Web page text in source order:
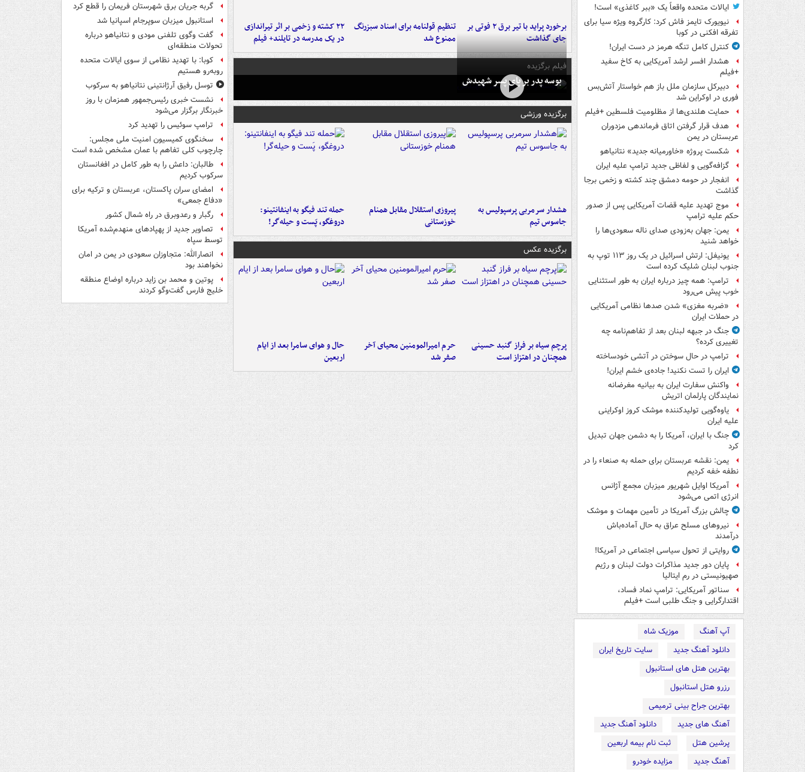
ایالات متحده واقعاً یک «ببر کاغذی» است!
نیویورک تایمز فاش کرد: کارگروه ویژه سیا برای
تفرقه افکنی در کوبا
کنترل کامل تنگه هرمز در دست ایران!
هشدار افسر ارشد آمریکایی به کاخ سفید
+فیلم
دبیرکل سازمان ملل باز هم خواستار آتش‌بس
فوری در اوکراین شد
حمایت هلندی‌ها از مظلومیت فلسطین +فیلم
هدف قرار گرفتن اتاق‌ فرماندهی مزدوران
عربستان در یمن
شکست پروژه «خاورمیانه جدید» نتانیاهو
گزافه‌گویی و لفاظی جدید ترامپ علیه ایران
انفجار در حومه دمشق چند کشته و زخمی برجا
گذاشت
موج تهدید علیه قضات آمریکایی پس از صدور
حکم علیه ترامپ
یمن: جهان به‌زودی صدای ناله سعودی‌ها را
خواهد شنید
یونیفل: ارتش اسرائیل در یک روز ۱۱۳ توپ به
جنوب لبنان شلیک کرده است
ترامپ: همه چیز درباره ایران به طور استثنایی
خوب پیش می‌رود
«ضربه مغزی» شدن صدها نظامی آمریکایی
در حملات ایران
جنگ در جبهه لبنان بعد از تفاهم‌نامه چه
تغییری کرده؟
ترامپ در حال سوختن در آتشی خودساخته
ایران را تست نکنید! جاده‌ی خشم ایران!
واکنش سفارت ایران به بیانیه مغرضانه
نمایندگان پارلمان اتریش
یاوه‌گویی تولیدکننده موشک کروز اوکراینی
علیه ایران
جنگ با ایران، آمریکا را به دشمن جهان تبدیل
کرد
یمن: نقشه عربستان برای حمله به صنعاء را در
نطفه خفه کردیم
آمریکا اوایل شهریور میزبان مجمع آژانس
انرژی اتمی می‌شود
چالش بزرگ آمریکا در تأمین مهمات و موشک
نیروهای مسلح عراق به حال آماده‌باش
درآمدند
روایتی از تحول سیاسی اجتماعی در آمریکا!
پایان دور جدید مذاکرات دولت لبنان و رژیم
صهیونیستی در رم ایتالیا
سناتور آمریکایی: ترامپ نماد فساد،
اقتدارگرایی و جنگ طلبی است +فیلم
آپ آهنگ
موزیک شاه
دانلود آهنگ جدید
سایت تاریخ ایران
بهترین هتل های استانبول
رزرو هتل استانبول
بهترین جراح بینی ترمیمی
آهنگ های جدید
دانلود آهنگ جدید
پرشین هتل
ثبت نام بیمه اربعین
آهنگ جدید
مزایده خودرو
برخورد پراید با تیر برق ۲ فوتی بر
جای گذاشت
تنظیم قولنامه برای اسناد سبزرنگ
ممنوع شد
۲۲ کشته و زخمی بر اثر تیراندازی
در یک مدرسه در تایلند+ فیلم
فیلم برگزیده
بوسه‌ پدر بر پای پسر شهیدش
برگزیده ورزشی
هشدار سرمربی پرسپولیس به
جاسوس تیم
پیروزی استقلال مقابل همنام
خوزستانی
حمله تند فیگو به اینفانتینو:
دروغگو، پَست‌ و حیله‌گر!
برگزیده عکس
پرچم سیاه بر فراز گنبد حسینی
همچنان در اهتزاز است
حرم امیرالمومنین محیای آخر
صفر شد
حال و هوای سامرا بعد از ایام
اربعین
گربه جریان برق شهرستان فریمان را قطع کرد
استانبول میزبان سوپرجام اسپانیا شد
گفت وگوی تلفنی مودی و نتانیاهو درباره
تحولات منطقه‌ای
کوبا: با تهدید نظامی از سوی ایالات متحده
روبه‌رو هستیم
توسل رفیق آرژانتینی نتانیاهو به سرکوب
نشست خبری رئیس‌جمهور همزمان با روز
خبرنگار برگزار می‌شود
ترامپ سوئیس را تهدید کرد
سخنگوی کمیسیون امنیت ملی مجلس:
چارچوب کلی تفاهم با عمان مشخص شده است
طالبان: داعش را به طور کامل در افغانستان
سرکوب کردیم
امضای سران پاکستان، عربستان و ترکیه برای
«دفاع جمعی»
رگبار و رعدوبرق در راه شمال کشور
تصاویر جدید از پهپادهای منهدم‌شده آمریکا
توسط سپاه
انصارالله: متجاوزان سعودی در یمن در امان
نخواهند بود
پوتین و محمد بن زاید درباره اوضاع منطقه
خلیج فارس گفت‌وگو کردند